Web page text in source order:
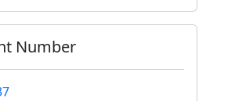
Number